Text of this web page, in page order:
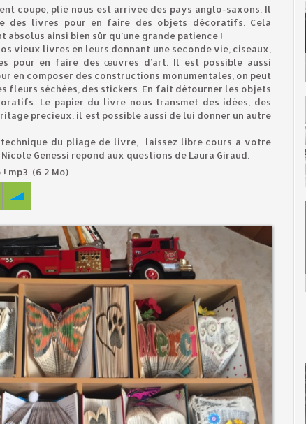
coupé, plié nous est arrivée des pays anglo-saxons. Il
des livres pour en faire des objets décoratifs. Cela
ainsi bien sûr qu’une grande patience !
vieux livres en leurs donnant une seconde vie, ciseaux,
pour en faire des œuvres d’art. Il est possible aussi
en composer des constructions monumentales, on peut
fleurs séchées, des stickers. En fait détourner les objets
Le papier du livre nous transmet des idées, des
précieux, il est possible aussi de lui donner un autre
du pliage de livre, laissez libre cours a votre
Genessi répond aux questions de Laura Giraud.
(6.2 Mo)